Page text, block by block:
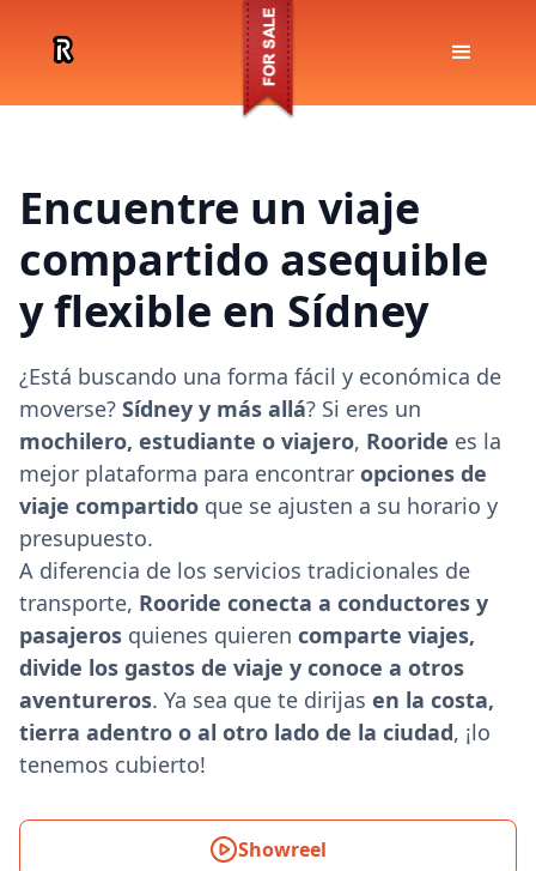
Encuentre un viaje
compartido asequible
y flexible en Sídney
¿Está buscando una forma fácil y económica de
moverse? Sídney y más allá? Si eres un
mochilero, estudiante o viajero, Rooride es la
mejor plataforma para encontrar opciones de
viaje compartido que se ajusten a su horario y
presupuesto.
A diferencia de los servicios tradicionales de
transporte, Rooride conecta a conductores y
pasajeros quienes quieren comparte viajes,
divide los gastos de viaje y conoce a otros
aventureros. Ya sea que te dirijas en la costa,
tierra adentro o al otro lado de la ciudad, ¡lo
tenemos cubierto!
Showreel